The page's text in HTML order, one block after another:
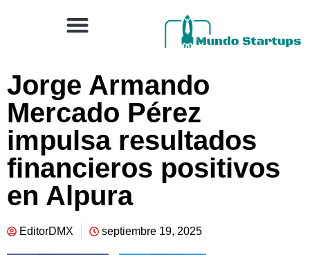
Jorge Armando
Mercado Pérez
impulsa resultados
financieros positivos
en Alpura
EditorDMX septiembre 19, 2025